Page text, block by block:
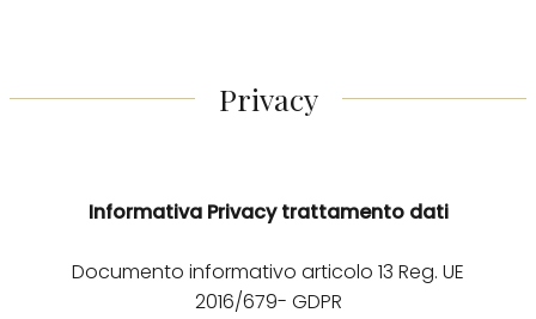
Privacy
Informativa Privacy trattamento dati
Documento informativo articolo 13 Reg. UE
2016/679- GDPR